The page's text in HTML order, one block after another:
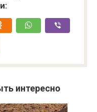
интересно